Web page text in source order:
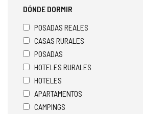
DÓNDE DORMIR
POSADAS REALES
CASAS RURALES
POSADAS
HOTELES RURALES
HOTELES
APARTAMENTOS
CAMPINGS